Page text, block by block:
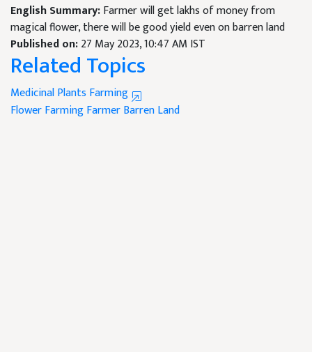
English Summary:Farmer will get lakhs of money from
magical flower, there will be good yield even on barren land
Published on:27 May 2023, 10:47 AM IST
Related Topics
Medicinal Plants Farming
Flower FarmingFarmerBarren Land